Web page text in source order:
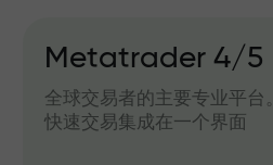
Metatrader 4/5
全球交易者的主要专业平台
快速交易集成在一个界面